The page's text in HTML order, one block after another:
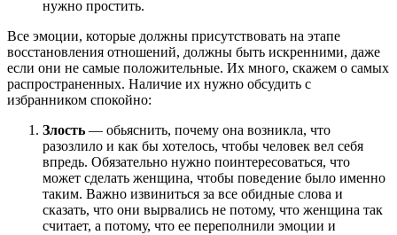
нужно простить.
Все эмоции, которые должны присутствовать на этапе
восстановления отношений, должны быть искренними, даже
если они не самые положительные. Их много, скажем о самых
распространенных. Наличие их нужно обсудить с
избранником спокойно:
Злость — обьяснить, почему она возникла, что
разозлило и как бы хотелось, чтобы человек вел себя
впредь. Обязательно нужно поинтересоваться, что
может сделать женщина, чтобы поведение было именно
таким. Важно извиниться за все обидные слова и
сказать, что они вырвались не потому, что женщина так
считает, а потому, что ее переполнили эмоции и